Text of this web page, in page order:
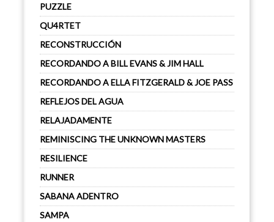
PUZZLE
QU4RTET
RECONSTRUCCIÓN
RECORDANDO A BILL EVANS & JIM HALL
RECORDANDO A ELLA FITZGERALD & JOE PASS
REFLEJOS DEL AGUA
RELAJADAMENTE
REMINISCING THE UNKNOWN MASTERS
RESILIENCE
RUNNER
SABANA ADENTRO
SAMPA